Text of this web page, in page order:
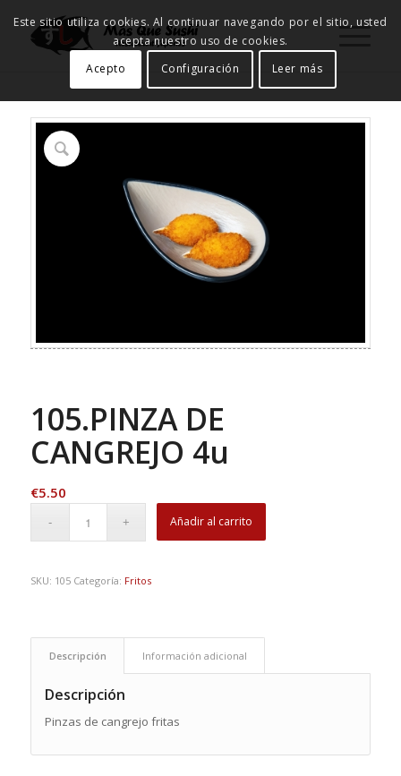
105.PINZA DE
CANGREJO 4u
€5.50
Añadir al carrito
SKU: 105 Categoría: Fritos
Descripción Información adicional
Descripción
Pinzas de cangrejo fritas
Este sitio utiliza cookies. Al continuar navegando por el sitio, usted
acepta nuestro uso de cookies.
Acepto
Configuración Leer más